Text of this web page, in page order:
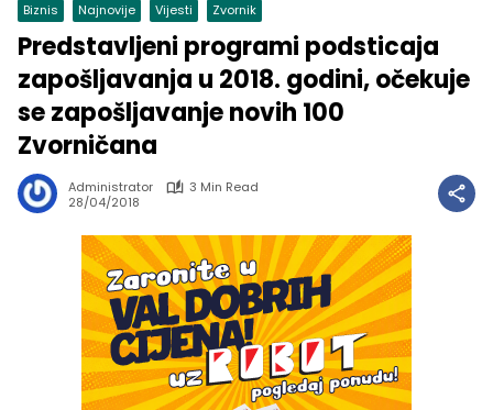
Biznis Najnovije Vijesti Zvornik
Predstavljeni programi podsticaja
zapošljavanja u 2018. godini, očekuje
se zapošljavanje novih 100
Zvorničana
Administrator
3 Min Read
28/04/2018